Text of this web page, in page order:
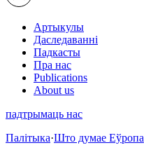
Артыкулы
Даследаванні
Падкасты
Пра нас
Publications
About us
падтрымаць нас
Палітыка·Што думае Еўропа